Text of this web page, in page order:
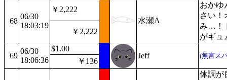
68
06/30
18:03:19
￥2,222
水瀬A
おかゆ
さい！
み…！
がギ
￥2,222
69
06/30
18:06:36
$1.00
Jeff
(無言ス
￥136
体調が